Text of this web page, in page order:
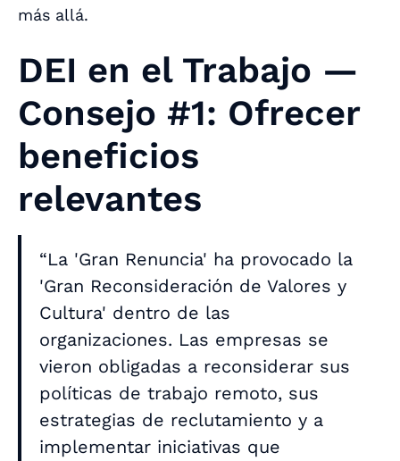
más allá.
DEI en el Trabajo —
Consejo #1: Ofrecer
beneficios
relevantes
“La 'Gran Renuncia' ha provocado la
'Gran Reconsideración de Valores y
Cultura' dentro de las
organizaciones. Las empresas se
vieron obligadas a reconsiderar sus
políticas de trabajo remoto, sus
estrategias de reclutamiento y a
implementar iniciativas que